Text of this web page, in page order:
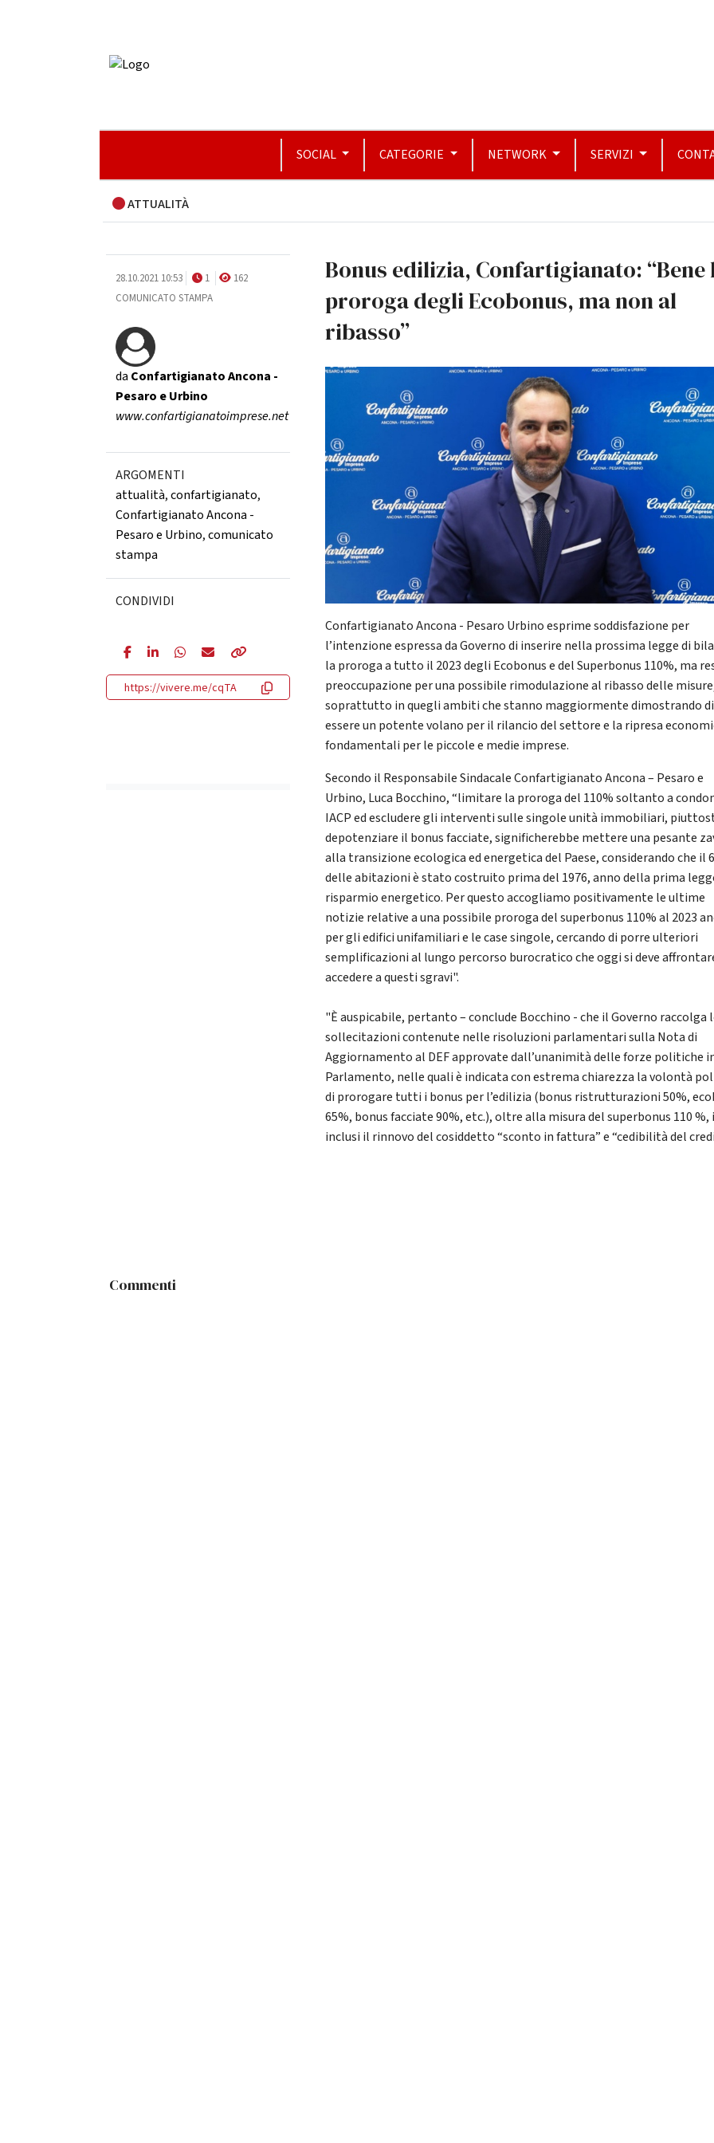
SOCIAL CATEGORIE NETWORK SERVIZI
ATTUALITÀ
28.10.2021 10:53 1
162
COMUNICATO STAMPA
da Confartigianato Ancona -
Pesaro e Urbino
www.confartigianatoimprese.net
ARGOMENTI
attualità,confartigianato,
Confartigianato Ancona -
Pesaro e Urbino,comunicato
stampa
CONDIVIDI
https://vivere.me/cqTA
Bonus edilizia, Confartigianato: “Bene
proroga degli Ecobonus, ma non al
ribasso”
Confartigianato Ancona - Pesaro Urbino esprime soddisfazione per
l’intenzione espressa da Governo di inserire nella prossima legge di
la proroga a tutto il 2023 degli Ecobonus e del Superbonus 110%, ma
preoccupazione per una possibile rimodulazione al ribasso delle
soprattutto in quegli ambiti che stanno maggiormente dimostrando di
essere un potente volano per il rilancio del settore e la ripresa
fondamentali per le piccole e medie imprese.
Secondo il Responsabile Sindacale Confartigianato Ancona – Pesaro e
Urbino, Luca Bocchino, “limitare la proroga del 110% soltanto a
IACP ed escludere gli interventi sulle singole unità immobiliari,
depotenziare il bonus facciate, significherebbe mettere una pesante
alla transizione ecologica ed energetica del Paese, considerando che il
delle abitazioni è stato costruito prima del 1976, anno della prima
risparmio energetico. Per questo accogliamo positivamente le ultime
notizie relative a una possibile proroga del superbonus 110% al 2023
per gli edifici unifamiliari e le case singole, cercando di porre ulteriori
semplificazioni al lungo percorso burocratico che oggi si deve
accedere a questi sgravi".
"Ѐ auspicabile, pertanto – conclude Bocchino - che il Governo raccolga
sollecitazioni contenute nelle risoluzioni parlamentari sulla Nota di
Aggiornamento al DEF approvate dall’unanimità delle forze politiche
Parlamento, nelle quali è indicata con estrema chiarezza la volontà
di prorogare tutti i bonus per l’edilizia (bonus ristrutturazioni 50%,
65%, bonus facciate 90%, etc.), oltre alla misura del superbonus 110 %,
inclusi il rinnovo del cosiddetto “sconto in fattura” e “cedibilità del
Commenti